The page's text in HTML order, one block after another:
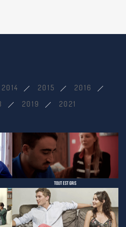
2014 2015
2016
2019 2021